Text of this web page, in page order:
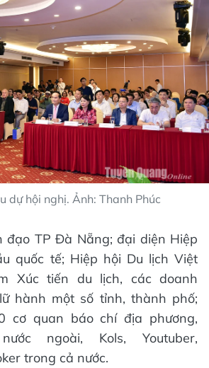
dự hội nghị. Ảnh: Thanh Phúc
đạo TP Đà Nẵng; đại diện Hiệp
quốc tế; Hiệp hội Du lịch Việt
Xúc tiến du lịch, các doanh
hành một số tỉnh, thành phố;
cơ quan báo chí địa phương,
ngoài, Kols, Youtuber,
trong cả nước.